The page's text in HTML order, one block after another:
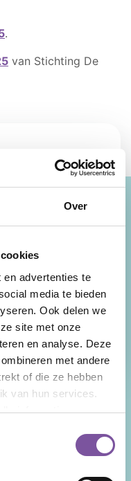
Over
en advertenties te
media te bieden
Ook delen we
site met onze
en analyse. Deze
met andere
of die ze hebben
van hun services.
informatie.
.
van Stichting De
kernexpertise
is de rode
Behandeling en advies